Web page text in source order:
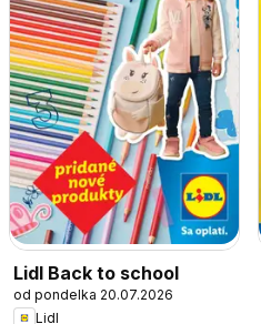
Lidl Back to school
od pondelka 20.07.2026
Lidl